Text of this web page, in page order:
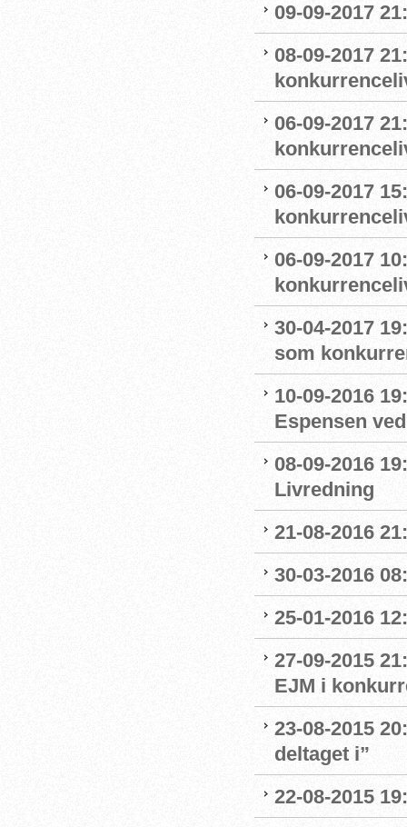
09-09-2017
08-09-2017
06-09-2017
06-09-2017
06-09-2017
30-04-2017
som
10-09-2016
Espensen
08-09-2016
Livredning
21-08-2016
30-03-2016
25-01-2016
27-09-2015
EJM i
23-08-2015
deltaget i”
22-08-2015